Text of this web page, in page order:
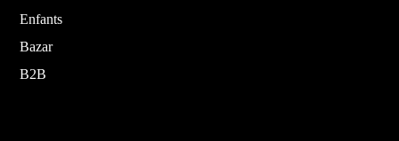
Enfants
Bazar
B2B